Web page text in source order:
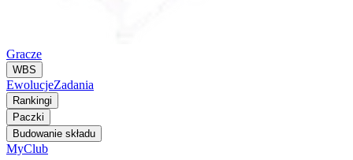
Gracze
WBS
EwolucjeZadania
Rankingi
Paczki
Budowanie składu
MyClub